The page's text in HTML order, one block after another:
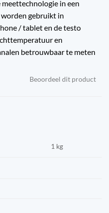
in een
gebruikt in
/ tablet en de testo
en
betrouwbaar te meten
Beoordeel dit product
1 kg